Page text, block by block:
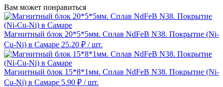
Вам может понравиться
Магнитный блок 20*5*5мм. Сплав NdFeB N38. Покрытие (Ni-
Cu-Ni) в Самаре 25.20 ₽ / шт.
Магнитный блок 15*8*1мм. Сплав NdFeB N38. Покрытие (Ni-
Cu-Ni) в Самаре 5.90 ₽ / шт.